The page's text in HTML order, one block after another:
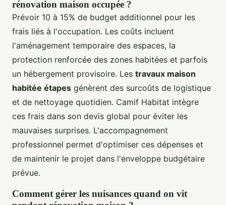
rénovation maison occupée ?
Prévoir 10 à 15% de budget additionnel pour les
frais liés à l'occupation. Les coûts incluent
l'aménagement temporaire des espaces, la
protection renforcée des zones habitées et parfois
un hébergement provisoire. Les travaux maison
habitée étapes génèrent des surcoûts de logistique
et de nettoyage quotidien. Camif Habitat intègre
ces frais dans son devis global pour éviter les
mauvaises surprises. L'accompagnement
professionnel permet d'optimiser ces dépenses et
de maintenir le projet dans l'enveloppe budgétaire
prévue.
Comment gérer les nuisances quand on vit